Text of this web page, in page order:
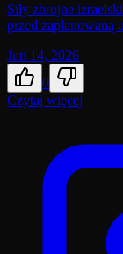
Siły zbrojne
przed zaplanowaną
Jun 14, 2026
0
Czytaj więcej